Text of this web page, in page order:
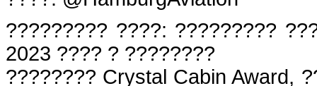
????????? ????: ?????????
2023 ???? ? ????????
???????? Crystal Cabin Award,